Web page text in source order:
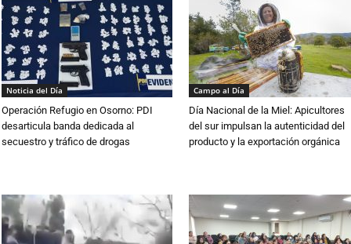
Noticia del Día
Operación Refugio en Osorno: PDI
desarticula banda dedicada al
secuestro y tráfico de drogas
Campo al Día
Día Nacional de la Miel: Apicultores
del sur impulsan la autenticidad del
producto y la exportación orgánica